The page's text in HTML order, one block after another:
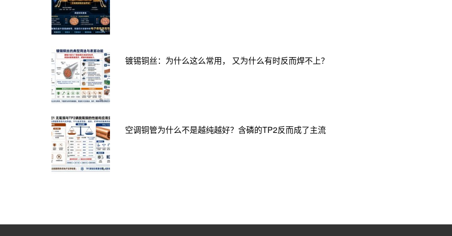
镀锡铜丝：为什么这么常用， 又为什么有时反而焊不上？
空调铜管为什么不是越纯越好？含磷的TP2反而成了主流